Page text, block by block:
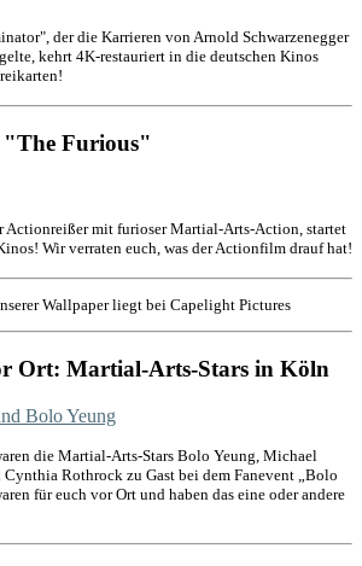
der die Karrieren von Arnold Schwarzenegger
kehrt 4K-restauriert in die deutschen Kinos
Furious"
Actionreißer mit furioser Martial-Arts-Action, startet
Wir verraten euch, was der Actionfilm drauf hat!
Wallpaper liegt bei Capelight Pictures
Ort: Martial-Arts-Stars in Köln
die Martial-Arts-Stars Bolo Yeung, Michael
Cynthia Rothrock zu Gast bei dem Fanevent „Bolo
für euch vor Ort und haben das eine oder andere